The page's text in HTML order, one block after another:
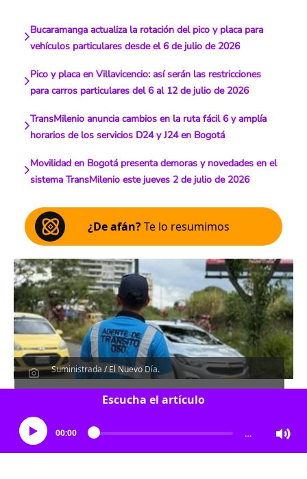
Bucaramanga actualiza la rotación del pico y placa para
vehículos particulares desde el 6 de julio de 2026
Pico y placa en Villavicencio: así serán las restricciones
para carros particulares del 6 al 12 de julio de 2026
TransMilenio anuncia cambios en la ruta fácil 6 y amplía
horarios de los servicios D24 y J24 en Bogotá
Movilidad en Bogotá presenta demoras y novedades en el
sistema TransMilenio este jueves 2 de julio de 2026
¿De afán?Te lo resumimos
Suministrada / El Nuevo Día.
Escucha el artículo
00:00 …